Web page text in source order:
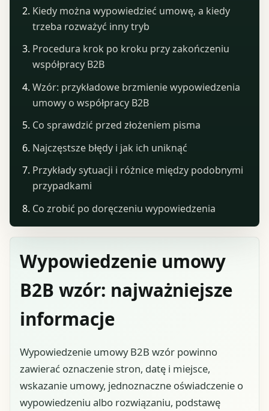
Wypowiedzenie umowy
B2B wzór: najważniejsze
informacje
Wypowiedzenie umowy B2B wzór powinno
zawierać oznaczenie stron, datę i miejsce,
wskazanie umowy, jednoznaczne oświadczenie o
wypowiedzeniu albo rozwiązaniu, podstawę
Kiedy można wypowiedzieć umowę, a kiedy
trzeba rozważyć inny tryb
Procedura krok po kroku przy zakończeniu
współpracy B2B
Wzór: przykładowe brzmienie wypowiedzenia
umowy o współpracy B2B
Co sprawdzić przed złożeniem pisma
Najczęstsze błędy i jak ich uniknąć
Przykłady sytuacji i różnice między podobnymi
przypadkami
Co zrobić po doręczeniu wypowiedzenia